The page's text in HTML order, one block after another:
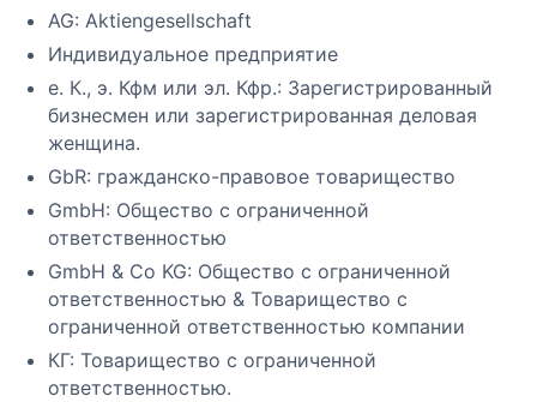
AG: Aktiengesellschaft
Индивидуальное предприятие
e. К., э. Кфм или эл. Кфр.: Зарегистрированный
бизнесмен или зарегистрированная деловая
женщина.
GbR: гражданско-правовое товарищество
GmbH: Общество с ограниченной
ответственностью
GmbH & Co KG: Общество с ограниченной
ответственностью & Товарищество с
ограниченной ответственностью компании
КГ: Товарищество с ограниченной
ответственностью.